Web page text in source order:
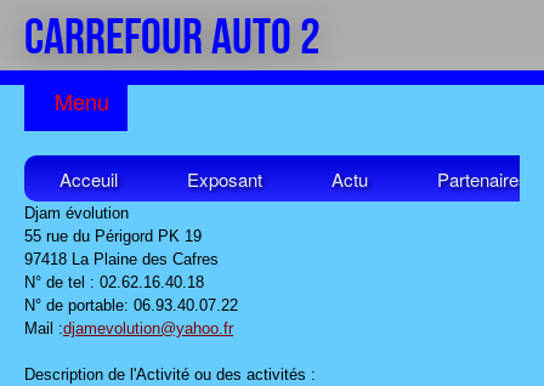
CARREFOUR AUTO 2
Acceuil Exposant Actu Partenaires
Djam évolution
55 rue du Périgord PK 19
97418 La Plaine des Cafres
N° de tel : 02.62.16.40.18
N° de portable: 06.93.40.07.22
Mail :djamevolution@yahoo.fr
Description de l'Activité ou des activités :